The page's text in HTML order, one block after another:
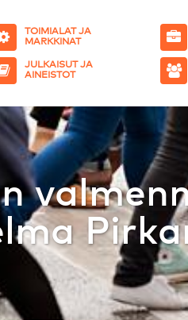
TOIMIALAT JA
MARKKINAT
JULKAISUT JA
AINEISTOT